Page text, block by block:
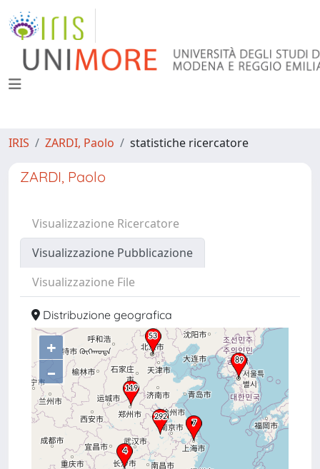
IRIS ZARDI, Paolo statistiche ricercatore
ZARDI, Paolo
Visualizzazione Ricercatore
Visualizzazione Pubblicazione
Visualizzazione File
Distribuzione geografica
+
–